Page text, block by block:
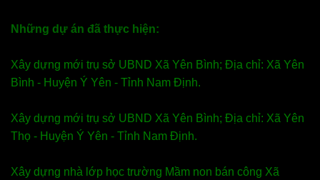
Những dự án đã thực hiện:
Xây dựng mới trụ sở UBND Xã Yên Bình; Địa chỉ: Xã Yên
Bình - Huyện Ý Yên - Tỉnh Nam Định.
Xây dựng mới trụ sở UBND Xã Yên Bình; Địa chỉ: Xã Yên
Thọ - Huyện Ý Yên - Tỉnh Nam Định.
Xây dựng nhà lớp học trường Mầm non bán công Xã